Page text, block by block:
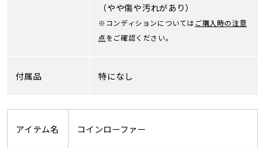
（やや傷や汚れがあり）
※コンディションについてはご購入時の注意
点をご確認ください。
付属品 特になし
アイテム名 コインローファー